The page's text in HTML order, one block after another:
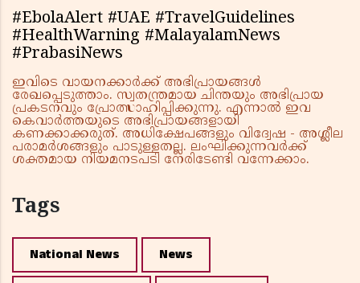
#EbolaAlert #UAE #TravelGuidelines
#HealthWarning #MalayalamNews
#PrabasiNews
ഇവിടെ വായനക്കാർക്ക് അഭിപ്രായങ്ങൾ
രേഖപ്പെടുത്താം. സ്വതന്ത്രമായ ചിന്തയും അഭിപ്രായ
പ്രകടനവും പ്രോത്സാഹിപ്പിക്കുന്നു. എന്നാൽ ഇവ
കെവാർത്തയുടെ അഭിപ്രായങ്ങളായി
കണക്കാക്കരുത്. അധിക്ഷേപങ്ങളും വിദ്വേഷ - അശ്ലീല
പരാമർശങ്ങളും പാടുള്ളതല്ല. ലംഘിക്കുന്നവർക്ക്
ശക്തമായ നിയമനടപടി നേരിടേണ്ടി വന്നേക്കാം.
Tags
National News News